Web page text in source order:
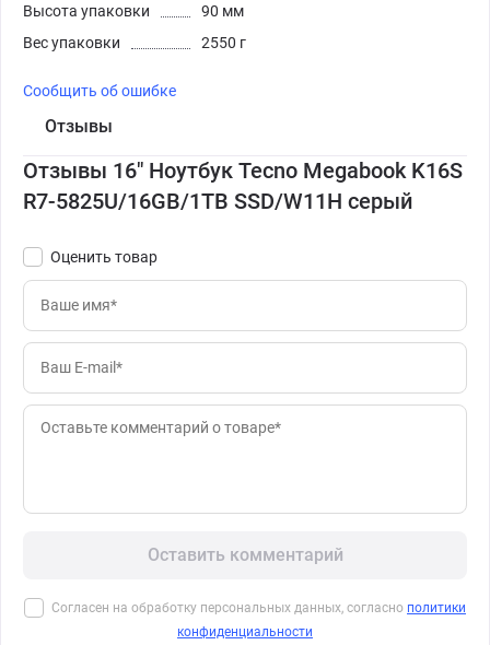
Высота упаковки
90 мм
Вес упаковки
2550 г
Сообщить об ошибке
Отзывы
Отзывы 16" Ноутбук Tecno Megabook K16S
R7-5825U/16GB/1TB SSD/W11H серый
Оценить товар
Оставить комментарий
Согласен на обработку персональных данных, согласно политики
конфиденциальности